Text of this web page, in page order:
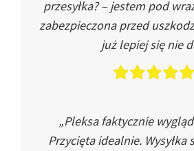
przesyłka? – jestem pod
zabezpieczona przed
już lepiej się nie
„Pleksa faktycznie
Przycięta idealnie. Wysyłka